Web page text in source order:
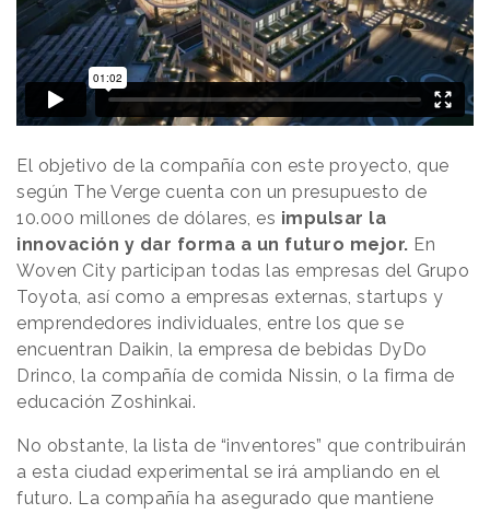
El objetivo de la compañía con este proyecto, que
según The Verge cuenta con un presupuesto de
10.000 millones de dólares, es impulsar la
innovación y dar forma a un futuro mejor. En
Woven City participan todas las empresas del Grupo
Toyota, así como a empresas externas, startups y
emprendedores individuales, entre los que se
encuentran Daikin, la empresa de bebidas DyDo
Drinco, la compañía de comida Nissin, o la firma de
educación Zoshinkai.
No obstante, la lista de “inventores” que contribuirán
a esta ciudad experimental se irá ampliando en el
futuro. La compañía ha asegurado que mantiene